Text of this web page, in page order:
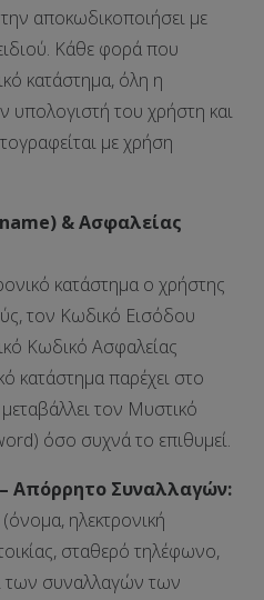
αποκωδικοποιήσει με
Κάθε φορά που
κατάστημα, όλη η
υπολογιστή του χρήστη και
με χρήση
) & Ασφαλείας
κατάστημα ο χρήστης
τον Kωδικό Εισόδου
Κωδικό Ασφαλείας
κατάστημα παρέχει στο
τον Μυστικό
όσο συχνά το επιθυμεί.
Απόρρητο Συναλλαγών:
ηλεκτρονική
σταθερό τηλέφωνο,
των συναλλαγών των